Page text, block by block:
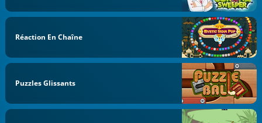
Réaction En Chaîne
Puzzles Glissants